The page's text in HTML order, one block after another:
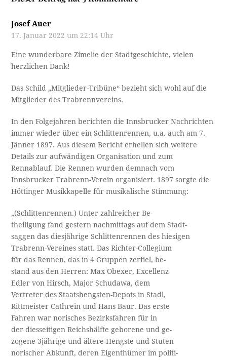
Josef Auer
17. Januar 2022 um 22:14 Uhr
Eine wunderbare Zimelie der Stadtgeschichte, vielen
herzlichen Dank!
Das Schild „Mitglieder-Tribüne“ bezieht sich wohl auf die
Mitglieder des Trabrennvereins.
In den Folgejahren berichten die Innsbrucker Nachrichten
immer wieder über ein Schlittenrennen, u.a. auch am 7.
Jänner 1897. Aus diesem Bericht erhellen sich weitere
Details zur aufwändigen Organisation und zum
Rennablauf. Die Rennen wurden demnach vom
Innsbrucker Trabrenn-Verein organisiert. 1897 sorgte die
Höttinger Musikkapelle für musikalische Stimmung:
„(Schlittenrennen.) Unter zahlreicher Be­-
theiligung fand gestern nachmittags auf dem Stadt­-
saggen das diesjährige Schlittenrennen des hiesigen
Trabrenn-Vereines statt. Das Richter-Collegium
für das Rennen, das in 4 Gruppen zerfiel, be­-
stand aus den Herren: Max Obexer, Excellenz
Edler von Hirsch, Major Schudawa, dem
Vertreter des Staatshengsten-Depots in Stadl,
Rittmeister Cathrein und Hans Baur. Das erste
Fahren war norisches Bezirksfahren für in
der diesseitigen Reichshälfte geborene und ge­-
zogene 3jährige und ältere Hengste und Stuten
norischer Abkunft, deren Eigenthümer im politi­-